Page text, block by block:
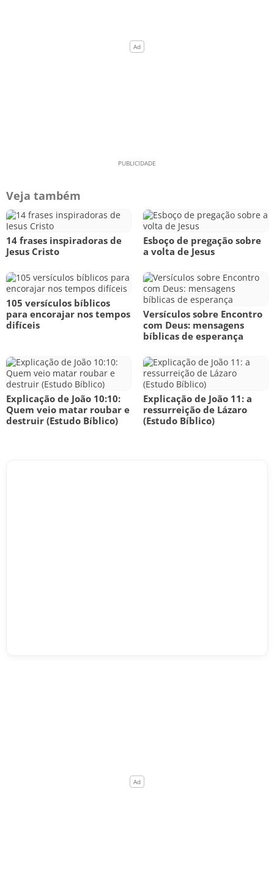
Veja também
14 frases inspiradoras de
Jesus Cristo
Esboço de pregação sobre
a volta de Jesus
105 versículos bíblicos
para encorajar nos tempos
difíceis
Versículos sobre Encontro
com Deus: mensagens
bíblicas de esperança
Explicação de João 10:10:
Quem veio matar roubar e
destruir (Estudo Bíblico)
Explicação de João 11: a
ressurreição de Lázaro
(Estudo Bíblico)